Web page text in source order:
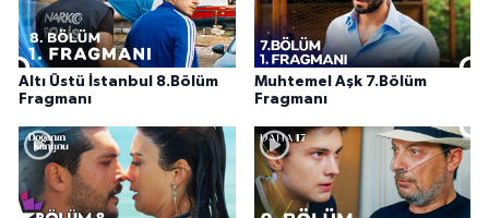
Altı Üstü İstanbul 8.Bölüm
Fragmanı
Muhtemel Aşk 7.Bölüm
Fragmanı